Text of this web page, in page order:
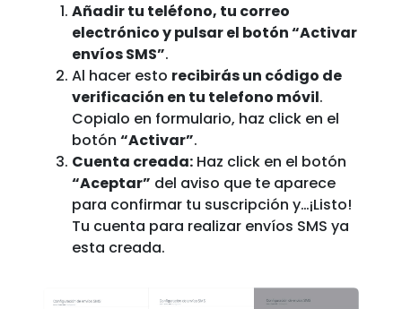
Añadir tu teléfono, tu correo
electrónico y pulsar el botón “Activar
envíos SMS”.
Al hacer esto recibirás un código de
verificación en tu telefono móvil.
Copialo en formulario, haz click en el
botón “Activar”.
Cuenta creada: Haz click en el botón
“Aceptar” del aviso que te aparece
para confirmar tu suscripción y…¡Listo!
Tu cuenta para realizar envíos SMS ya
esta creada.